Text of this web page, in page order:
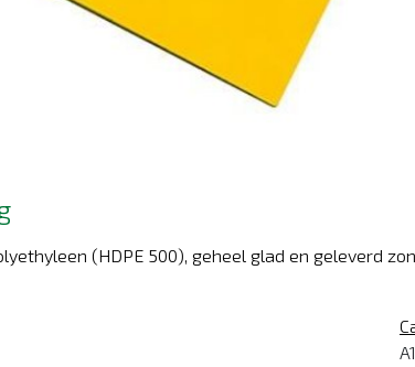
(HDPE 500), geheel glad en geleverd